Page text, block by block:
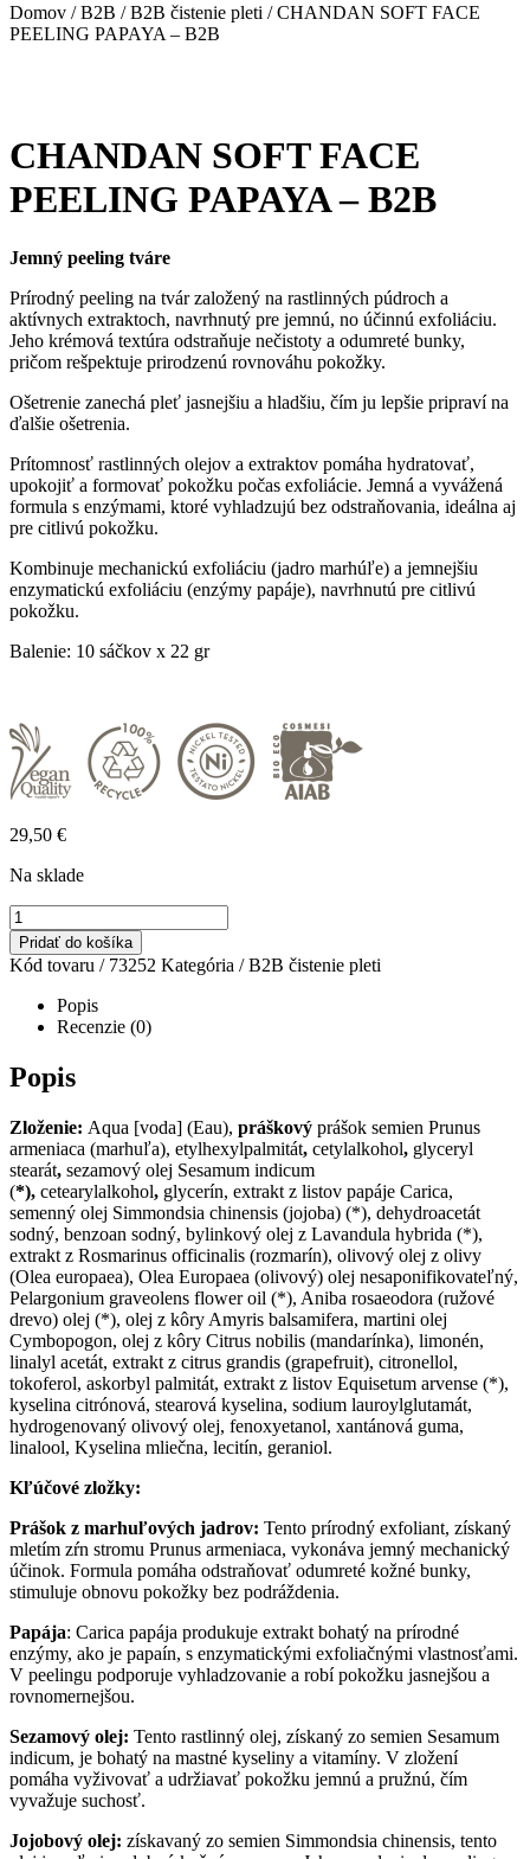
Domov /B2B /B2B čistenie pleti / CHANDAN SOFT FACE
PEELING PAPAYA – B2B
CHANDAN SOFT FACE
PEELING PAPAYA – B2B
Jemný peeling tváre
Prírodný peeling na tvár založený na rastlinných púdroch a
aktívnych extraktoch, navrhnutý pre jemnú, no účinnú exfoliáciu.
Jeho krémová textúra odstraňuje nečistoty a odumreté bunky,
pričom rešpektuje prirodzenú rovnováhu pokožky.
Ošetrenie zanechá pleť jasnejšiu a hladšiu, čím ju lepšie pripraví na
ďalšie ošetrenia.
Prítomnosť rastlinných olejov a extraktov pomáha hydratovať,
upokojiť a formovať pokožku počas exfoliácie. Jemná a vyvážená
formula s enzýmami, ktoré vyhladzujú bez odstraňovania, ideálna aj
pre citlivú pokožku.
Kombinuje mechanickú exfoliáciu (jadro marhúľe) a jemnejšiu
enzymatickú exfoliáciu (enzýmy papáje), navrhnutú pre citlivú
pokožku.
Balenie: 10 sáčkov x 22 gr
29,50 €
Na sklade
množstvo
CHANDAN
SOFT
FACE
PEELING
PAPAYA
B2B
Pridať do košíka
Kód tovaru / 73252 Kategória /B2B čistenie pleti
Popis
Recenzie (0)
Popis
Zloženie: Aqua [voda] (Eau), práškový prášok semien Prunus
armeniaca (marhuľa), etylhexylpalmitát, cetylalkohol, glyceryl
stearát, sezamový olej Sesamum indicum
(*), cetearylalkohol, glycerín, extrakt z listov papáje Carica,
semenný olej Simmondsia chinensis (jojoba) (*), dehydroacetát
sodný, benzoan sodný, bylinkový olej z Lavandula hybrida (*),
extrakt z Rosmarinus officinalis (rozmarín), olivový olej z olivy
(Olea europaea), Olea Europaea (olivový) olej nesaponifikovateľný,
Pelargonium graveolens flower oil (*), Aniba rosaeodora (ružové
drevo) olej (*), olej z kôry Amyris balsamifera, martini olej
Cymbopogon, olej z kôry Citrus nobilis (mandarínka), limonén,
linalyl acetát, extrakt z citrus grandis (grapefruit), citronellol,
tokoferol, askorbyl palmitát, extrakt z listov Equisetum arvense (*),
kyselina citrónová, stearová kyselina, sodium lauroylglutamát,
hydrogenovaný olivový olej, fenoxyetanol, xantánová guma,
linalool, Kyselina mliečna, lecitín, geraniol.
Kľúčové zložky:
Prášok z marhuľových jadrov: Tento prírodný exfoliant, získaný
mletím zŕn stromu Prunus armeniaca, vykonáva jemný mechanický
účinok. Formula pomáha odstraňovať odumreté kožné bunky,
stimuluje obnovu pokožky bez podráždenia.
Papája: Carica papája produkuje extrakt bohatý na prírodné
enzýmy, ako je papaín, s enzymatickými exfoliačnými vlastnosťami.
V peelingu podporuje vyhladzovanie a robí pokožku jasnejšou a
rovnomernejšou.
Sezamový olej: Tento rastlinný olej, získaný zo semien Sesamum
indicum, je bohatý na mastné kyseliny a vitamíny. V zložení
pomáha vyživovať a udržiavať pokožku jemnú a pružnú, čím
vyvažuje suchosť.
Jojobový olej: získavaný zo semien Simmondsia chinensis, tento